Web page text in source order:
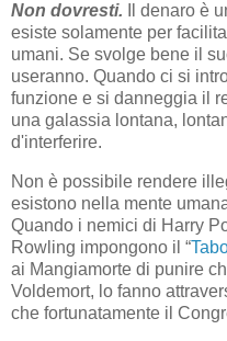
Non dovresti. Il denaro è
esiste solamente per
umani. Se svolge bene il
useranno. Quando ci si
funzione e si danneggia il
una galassia lontana,
d'interferire.
Non è possibile rendere
esistono nella mente
Quando i nemici di Harry
Rowling impongono il “
ai Mangiamorte di punire
Voldemort, lo fanno
che fortunatamente il